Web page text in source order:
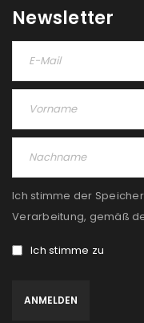
Newsletter
Ich stimme der
Verarbeitung, gemäß
Ich stimme zu